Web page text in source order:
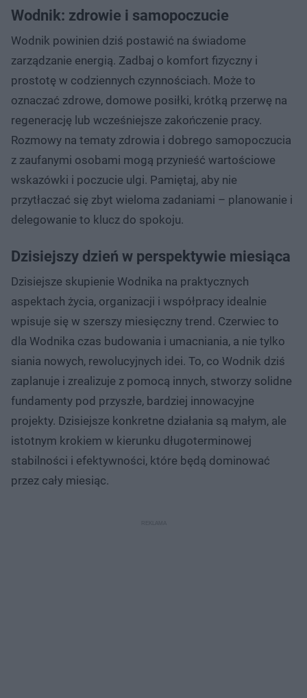
Wodnik: zdrowie i samopoczucie
Wodnik powinien dziś postawić na świadome
zarządzanie energią. Zadbaj o komfort fizyczny i
prostotę w codziennych czynnościach. Może to
oznaczać zdrowe, domowe posiłki, krótką przerwę na
regenerację lub wcześniejsze zakończenie pracy.
Rozmowy na tematy zdrowia i dobrego samopoczucia
z zaufanymi osobami mogą przynieść wartościowe
wskazówki i poczucie ulgi. Pamiętaj, aby nie
przytłaczać się zbyt wieloma zadaniami – planowanie i
delegowanie to klucz do spokoju.
Dzisiejszy dzień w perspektywie miesiąca
Dzisiejsze skupienie Wodnika na praktycznych
aspektach życia, organizacji i współpracy idealnie
wpisuje się w szerszy miesięczny trend. Czerwiec to
dla Wodnika czas budowania i umacniania, a nie tylko
siania nowych, rewolucyjnych idei. To, co Wodnik dziś
zaplanuje i zrealizuje z pomocą innych, stworzy solidne
fundamenty pod przyszłe, bardziej innowacyjne
projekty. Dzisiejsze konkretne działania są małym, ale
istotnym krokiem w kierunku długoterminowej
stabilności i efektywności, które będą dominować
przez cały miesiąc.